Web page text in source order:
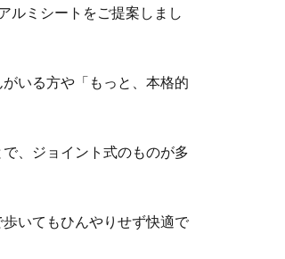
ルミシートをご提案しまし
いる方や「もっと、本格的
、ジョイント式のものが多
いてもひんやりせず快適で